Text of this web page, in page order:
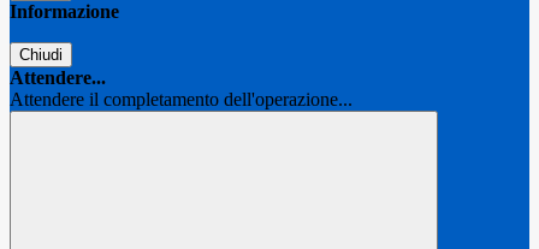
Informazione
Chiudi
Attendere...
Attendere il completamento dell'operazione...